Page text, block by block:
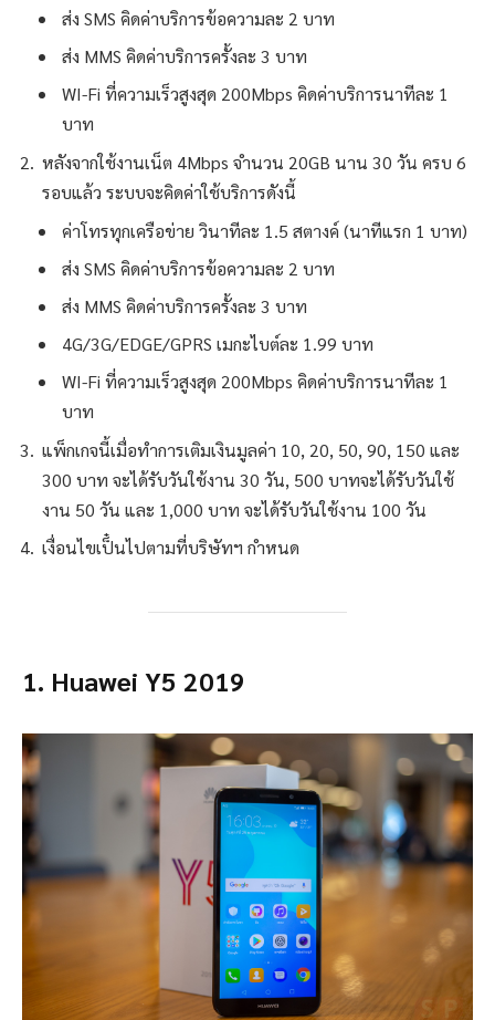
ส่ง SMS คิดค่าบริการข้อความละ 2 บาท
ส่ง MMS คิดค่าบริการครั้งละ 3 บาท
WI-Fi ที่ความเร็วสูงสุด 200Mbps คิดค่าบริการนาทีละ 1
บาท
หลังจากใช้งานเน็ต 4Mbps จำนวน 20GB นาน 30 วัน ครบ 6
รอบแล้ว ระบบจะคิดค่าใช้บริการดังนี้
ค่าโทรทุกเครือข่าย วินาทีละ 1.5 สตางค์ (นาทีแรก 1 บาท)
ส่ง SMS คิดค่าบริการข้อความละ 2 บาท
ส่ง MMS คิดค่าบริการครั้งละ 3 บาท
4G/3G/EDGE/GPRS เมกะไบต์ละ 1.99 บาท
WI-Fi ที่ความเร็วสูงสุด 200Mbps คิดค่าบริการนาทีละ 1
บาท
แพ็กเกจนี้เมื่อทำการเติมเงินมูลค่า 10, 20, 50, 90, 150 และ
300 บาท จะได้รับวันใช้งาน 30 วัน, 500 บาทจะได้รับวันใช้
งาน 50 วัน และ 1,000 บาท จะได้รับวันใช้งาน 100 วัน
เงื่อนไขเป็๋นไปตามที่บริษัทฯ กำหนด
1. Huawei Y5 2019